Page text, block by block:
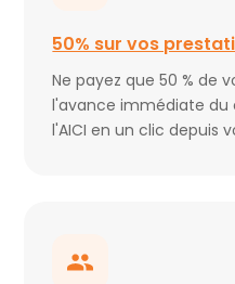
50% sur vos
Ne payez que 50 % de
l'avance immédiate du
l'AICI en un clic depuis